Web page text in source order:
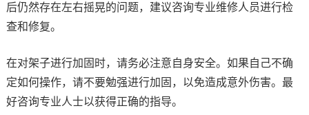
后仍然存在左右摇晃的问题，建议咨询专业维修人员进行检
查和修复。
在对架子进行加固时，请务必注意自身安全。如果自己不确
定如何操作，请不要勉强进行加固，以免造成意外伤害。最
好咨询专业人士以获得正确的指导。